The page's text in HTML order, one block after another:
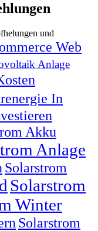
und
Web
Anlage
In
Akku
Anlage
Solarstrom
Solarstrom
Winter
Solarstrom